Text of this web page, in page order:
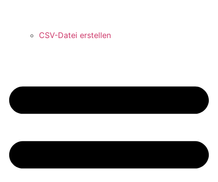
CSV-Datei erstellen